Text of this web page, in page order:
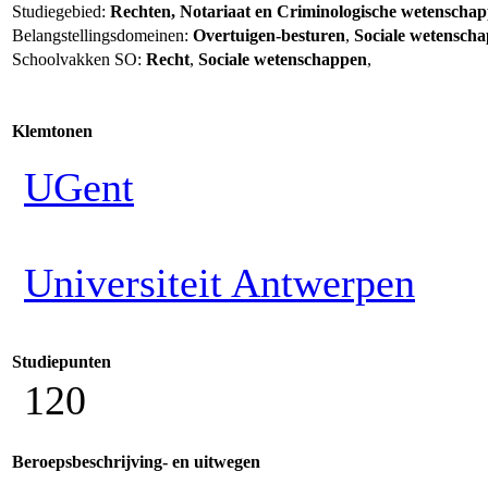
Studiegebied: Rechten, Notariaat en Criminologische
Belangstellingsdomeinen: Overtuigen-besturen, Sociale
Schoolvakken SO: Recht, Sociale wetenschappen,
Klemtonen
UGent
Universiteit Antwerpen
Studiepunten
120
Beroepsbeschrijving- en uitwegen